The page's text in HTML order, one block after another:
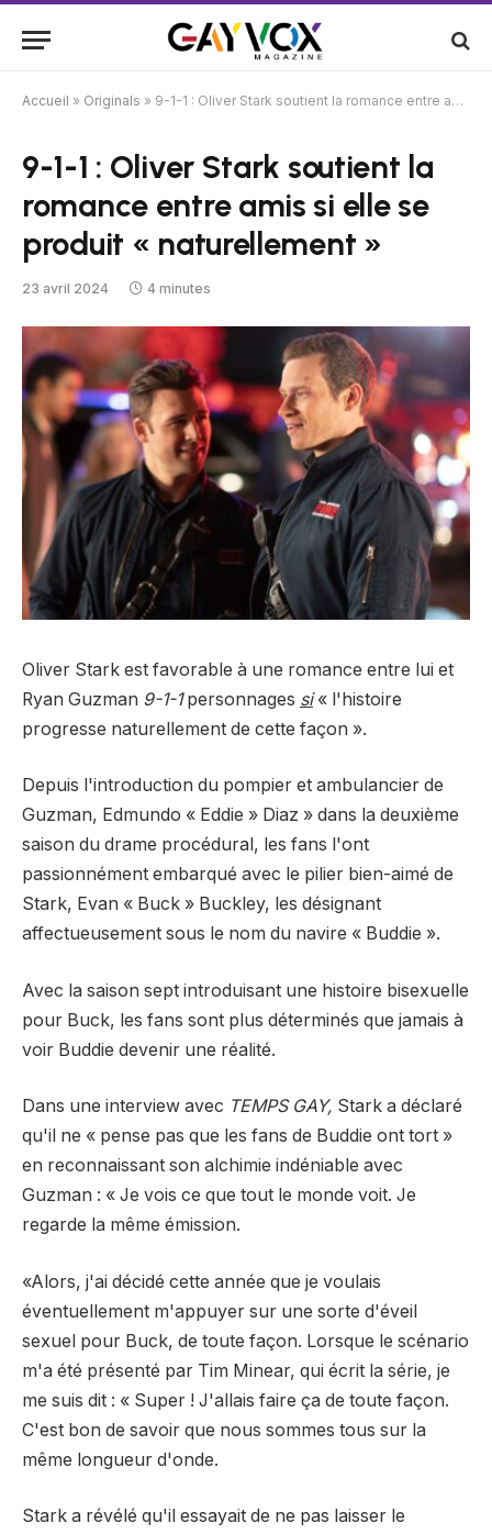
Accueil » Originals » 9-1-1 : Oliver Stark soutient la romance entre amis si elle se produit « naturellement »
9-1-1 : Oliver Stark soutient la
romance entre amis si elle se
produit « naturellement »
23 avril 2024 4 minutes
Oliver Stark est favorable à une romance entre lui et
Ryan Guzman 9-1-1personnages si« l'histoire
progresse naturellement de cette façon ».
Depuis l'introduction du pompier et ambulancier de
Guzman, Edmundo « Eddie » Diaz » dans la deuxième
saison du drame procédural, les fans l'ont
passionnément embarqué avec le pilier bien-aimé de
Stark, Evan « Buck » Buckley, les désignant
affectueusement sous le nom du navire « Buddie ».
Avec la saison sept introduisant une histoire bisexuelle
pour Buck, les fans sont plus déterminés que jamais à
voir Buddie devenir une réalité.
Dans une interview avec TEMPS GAY, Stark a déclaré
qu'il ne « pense pas que les fans de Buddie ont tort »
en reconnaissant son alchimie indéniable avec
Guzman : « Je vois ce que tout le monde voit. Je
regarde la même émission.
«Alors, j'ai décidé cette année que je voulais
éventuellement m'appuyer sur une sorte d'éveil
sexuel pour Buck, de toute façon. Lorsque le scénario
m'a été présenté par Tim Minear, qui écrit la série, je
me suis dit : « Super ! J'allais faire ça de toute façon.
C'est bon de savoir que nous sommes tous sur la
même longueur d'onde.
Stark a révélé qu'il essayait de ne pas laisser le